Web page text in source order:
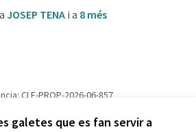
galetes que es fan servir a
JOSEP TENA i a 8 més
CLF-PROP-2026-06-857
l'empremta digital